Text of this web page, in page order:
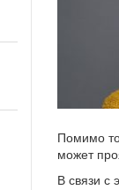
Помимо
может
В связи с